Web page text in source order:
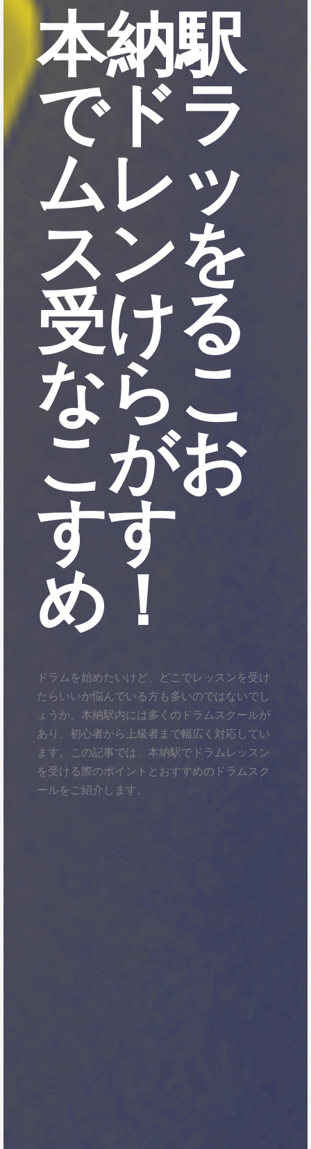
本納駅
でドラ
ムレッ
スンを
受ける
ならこ
こがお
すす
め！
ドラムを始めたいけど、どこでレッスンを受け
たらいいか悩んでいる方も多いのではないでし
ょうか。本納駅内には多くのドラムスクールが
あり、初心者から上級者まで幅広く対応してい
ます。この記事では、本納駅でドラムレッスン
を受ける際のポイントとおすすめのドラムスク
ールをご紹介します。